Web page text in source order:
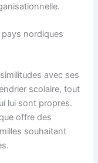
nordiques
avec ses
scolaire, tout
lui sont propres.
offre des
souhaitant